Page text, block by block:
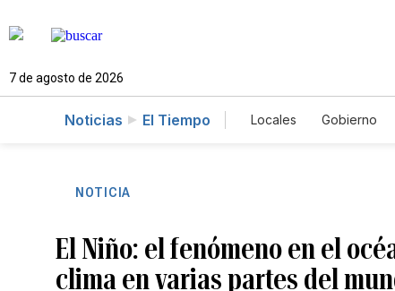
7 de agosto de 2026
Noticias El Tiempo Locales Gobierno
NOTICIA
El Niño: el fenómeno en el
clima en varias partes del